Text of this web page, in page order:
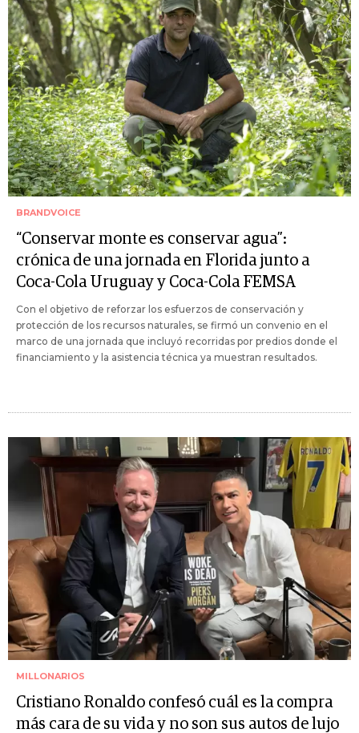
BRANDVOICE
“Conservar monte es conservar agua”:
crónica de una jornada en Florida junto a
Coca-Cola Uruguay y Coca-Cola FEMSA
Con el objetivo de reforzar los esfuerzos de conservación y
protección de los recursos naturales, se firmó un convenio en el
marco de una jornada que incluyó recorridas por predios donde el
financiamiento y la asistencia técnica ya muestran resultados.
MILLONARIOS
Cristiano Ronaldo confesó cuál es la compra
más cara de su vida y no son sus autos de lujo